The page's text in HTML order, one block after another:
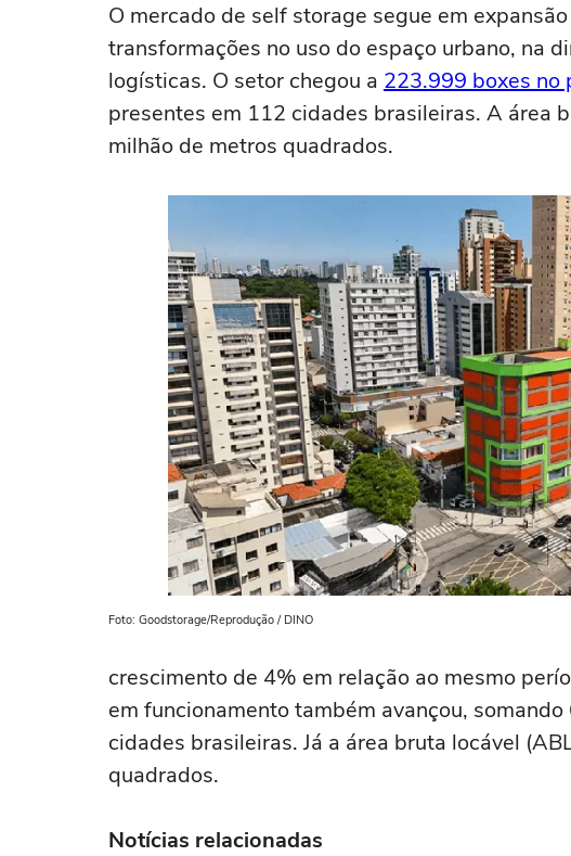
O mercado de self storage segue em
transformações no uso do espaço urbano, na
logísticas. O setor chegou a 223.999 boxes no
presentes em 112 cidades brasileiras. A área
milhão de metros quadrados.
Foto: Goodstorage/Reprodução / DINO
crescimento de 4% em relação ao mesmo
em funcionamento também avançou,
cidades brasileiras. Já a área bruta locável
quadrados.
Notícias relacionadas